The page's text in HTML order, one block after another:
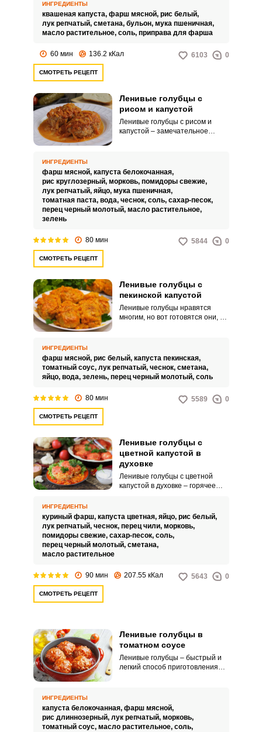
требую особого внимания.
ИНГРЕДИЕНТЫ
квашеная капуста, фарш мясной, рис белый,
лук репчатый, сметана, бульон, мука пшеничная,
масло растительное, соль, приправа для фарша
60 мин 136.2 кКал 6103 0
СМОТРЕТЬ РЕЦЕПТ
Ленивые голубцы с
рисом и капустой
Ленивые голубцы с рисом и
капустой – замечательное
насыщенная, густая овощная
подливка, которая делает
голубцы сочнее и выгодно
оттеняет вкус мяса.
ИНГРЕДИЕНТЫ
фарш мясной, капуста белокочанная,
рис круглозерный, морковь, помидоры свежие,
лук репчатый, яйцо, мука пшеничная,
томатная паста, вода, чеснок, соль, сахар-песок,
перец черный молотый, масло растительное,
зелень
80 мин 5844 0
СМОТРЕТЬ РЕЦЕПТ
Ленивые голубцы с
пекинской капустой
Ленивые голубцы нравятся
многим, но вот готовятся они, к
капусты добавить в голубцы
капусту пекинскую, дело пойдет
скорее, да и вкус у голубцов с
пекинской капустой получается
ИНГРЕДИЕНТЫ
фарш мясной, рис белый, капуста пекинская,
томатный соус, лук репчатый, чеснок, сметана,
яйцо, вода, зелень, перец черный молотый, соль
80 мин 5589 0
СМОТРЕТЬ РЕЦЕПТ
Ленивые голубцы с
цветной капустой в
духовке
Ленивые голубцы с цветной
капустой в духовке – горячее
ИНГРЕДИЕНТЫ
куриный фарш, капуста цветная, яйцо, рис белый,
лук репчатый, чеснок, перец чили, морковь,
помидоры свежие, сахар-песок, соль,
перец черный молотый, сметана,
масло растительное
90 мин 207.55 кКал 5643 0
СМОТРЕТЬ РЕЦЕПТ
Ленивые голубцы в
томатном соусе
Ленивые голубцы – быстрый и
легкий способ приготовления
обед! Необходимо лишь
подготовить и перемешать все
ингредиенты, после этого
ИНГРЕДИЕНТЫ
капуста белокочанная, фарш мясной,
рис длиннозерный, лук репчатый, морковь,
томатный соус, масло растительное, соль,